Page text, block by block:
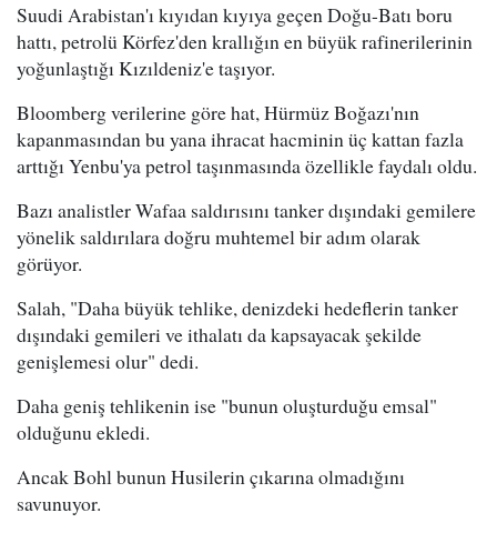
Suudi Arabistan'ı kıyıdan kıyıya geçen Doğu-Batı boru
hattı, petrolü Körfez'den krallığın en büyük rafinerilerinin
yoğunlaştığı Kızıldeniz'e taşıyor.
Bloomberg verilerine göre hat, Hürmüz Boğazı'nın
kapanmasından bu yana ihracat hacminin üç kattan fazla
arttığı Yenbu'ya petrol taşınmasında özellikle faydalı oldu.
Bazı analistler Wafaa saldırısını tanker dışındaki gemilere
yönelik saldırılara doğru muhtemel bir adım olarak
görüyor.
Salah, "Daha büyük tehlike, denizdeki hedeflerin tanker
dışındaki gemileri ve ithalatı da kapsayacak şekilde
genişlemesi olur" dedi.
Daha geniş tehlikenin ise "bunun oluşturduğu emsal"
olduğunu ekledi.
Ancak Bohl bunun Husilerin çıkarına olmadığını
savunuyor.